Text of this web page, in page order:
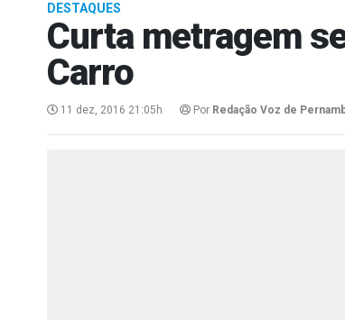
DESTAQUES
Curta metragem
Carro
11 dez, 2016 21:05h Por Redação Voz de